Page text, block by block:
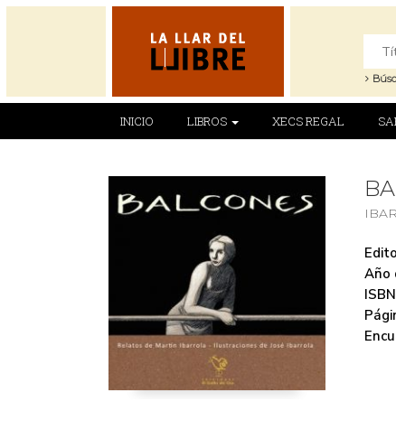
INICIO LIBROS XECS REGAL
Año